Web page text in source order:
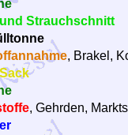
Strauchschnitt
, Brakel,
, Gehrden,